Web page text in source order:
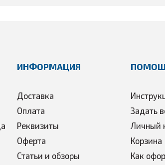
ИНФОРМАЦИЯ
Доставка
Оплата
Реквизиты
Оферта
Статьи и обзоры
Задать
Личный
Корзина
Как